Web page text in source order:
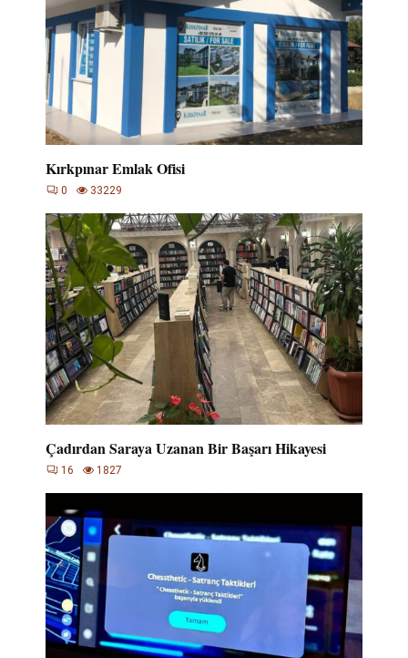
Kırkpınar Emlak Ofisi
0 33229
Çadırdan Saraya Uzanan Bir Başarı Hikayesi
16 1827